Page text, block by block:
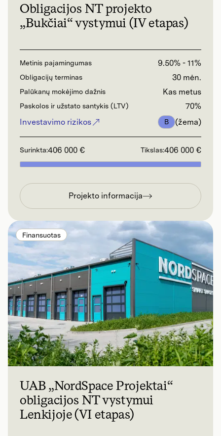
Obligacijos NT projekto
„Bukčiai“ vystymui (IV etapas)
Metinis pajamingumas 9.50% - 11%
Obligacijų terminas 30 mėn.
Palūkanų mokėjimo dažnis Kas metus
Paskolos ir užstato santykis (LTV)
70%
Investavimo rizikos
B (žema)
Surinkta:406 000 € Tikslas:406 000 €
Projekto informacija
UAB „NordSpace Projektai“
obligacijos NT vystymui
Lenkijoje (VI etapas)
Finansuotas